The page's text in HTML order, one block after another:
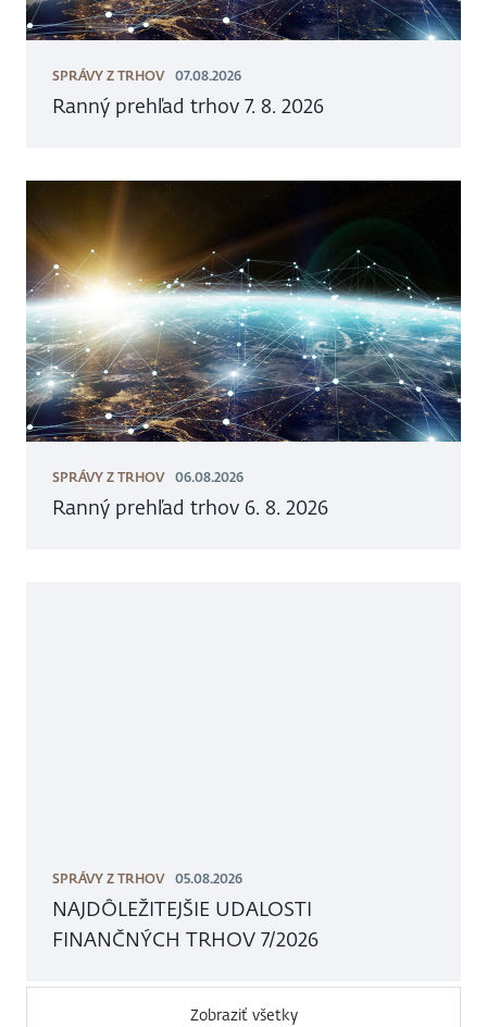
SPRÁVY Z TRHOV 07.08.2026
Ranný prehľad trhov 7. 8. 2026
SPRÁVY Z TRHOV 06.08.2026
Ranný prehľad trhov 6. 8. 2026
SPRÁVY Z TRHOV 05.08.2026
NAJDÔLEŽITEJŠIE UDALOSTI
FINANČNÝCH TRHOV 7/2026
Zobraziť všetky